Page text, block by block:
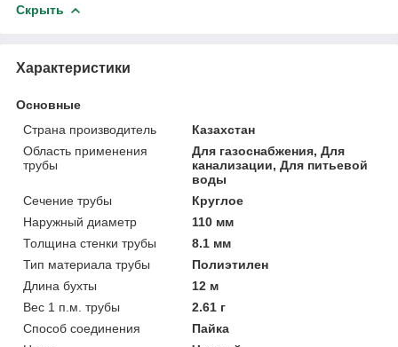
Скрыть
Характеристики
Основные
Страна производитель
Казахстан
Область применения
трубы
Для газоснабжения, Для
канализации, Для питьевой
воды
Сечение трубы
Круглое
Наружный диаметр
110 мм
Толщина стенки трубы
8.1 мм
Тип материала трубы
Полиэтилен
Длина бухты
12 м
Вес 1 п.м. трубы
2.61 г
Способ соединения
Пайка